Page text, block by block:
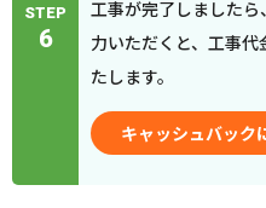
STEP
6
工事が完了しました
力いただくと、工事
たします。
キャッシュバック